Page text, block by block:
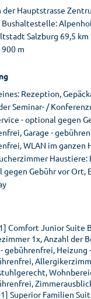
der Hauptstrasse
Bushaltestelle:
Salzburg 69,5
900 m
Rezeption,
Seminar- /
- optional gegen
Garage -
WLAN im ganzen
Haustiere:
Gebühr vor Ort,
Comfort Junior Suite
1x, Anzahl der
- gebührenfrei,
Superior Familien